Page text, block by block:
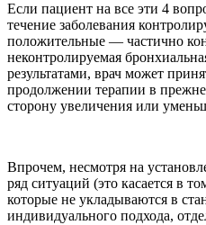
Если пациент на все эти 4
течение заболевания
положительные — частично
неконтролируемая
результатами, врач может
продолжении терапии в
сторону увеличения или
Впрочем, несмотря на
ряд ситуаций (это касается в
которые не укладываются в
индивидуального подхода,